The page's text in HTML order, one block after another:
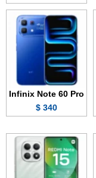
Infinix Note 60 Pro
340 $